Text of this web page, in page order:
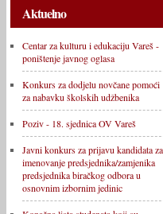
Aktuelno
Centar za kulturu i edukaciju Vareš -
poništenje javnog oglasa
Konkurs za dodjelu novčane pomoći
za nabavku školskih udžbenika
Poziv - 18. sjednica OV Vareš
Javni konkurs za prijavu kandidata za
imenovanje predsjednika/zamjenika
predsjednika biračkog odbora u
osnovnim izbornim jedinic